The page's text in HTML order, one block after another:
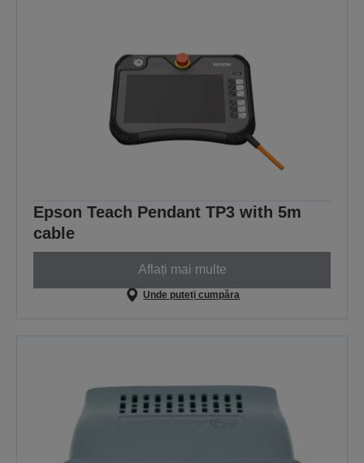
Epson Teach Pendant TP3 with 5m
cable
Aflați mai multe
Unde puteți cumpăra